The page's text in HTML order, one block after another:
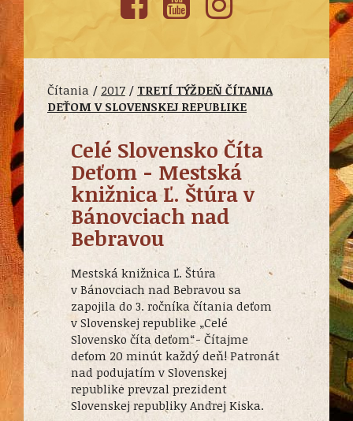
Čítania / 2017 / TRETÍ TÝŽDEŇ ČÍTANIA
DEŤOM V SLOVENSKEJ REPUBLIKE
Celé Slovensko Číta
Deťom - Mestská
knižnica Ľ. Štúra v
Bánovciach nad
Bebravou
Mestská knižnica Ľ. Štúra
v Bánovciach nad Bebravou sa
zapojila do 3. ročníka čítania deťom
v Slovenskej republike „Celé
Slovensko číta deťom“- Čítajme
deťom 20 minút každý deň! Patronát
nad podujatím v Slovenskej
republike prevzal prezident
Slovenskej republiky Andrej Kiska.